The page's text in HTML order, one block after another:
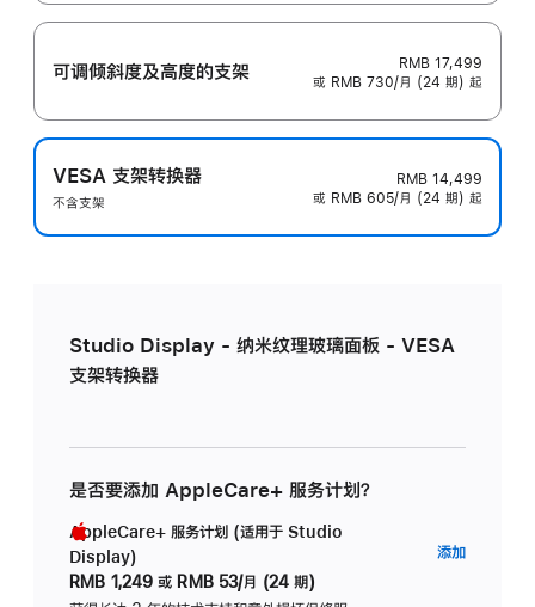
可调倾斜度及高‍度的支‍架
RMB 17,499
或 RMB 730/月 (24 期) 起
VESA 支架转换器
不含支架
RMB 14,499
或 RMB 605/月 (24 期) 起
Studio Display - 纳米纹理玻璃面板 - VESA
支架转换器
是否要添加 AppleCare+ 服务计划？
AppleCare+ 服务计划 (适用于 Studio
Display)
RMB 1,249 或 RMB 53/月 (24 期)
添加